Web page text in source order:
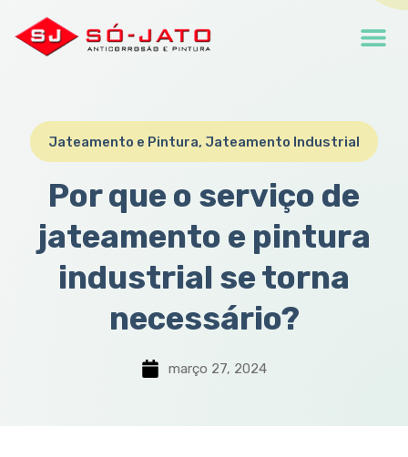
Jateamento e Pintura, Jateamento Industrial
Por que o serviço de
jateamento e pintura
industrial se torna
necessário?
março 27, 2024